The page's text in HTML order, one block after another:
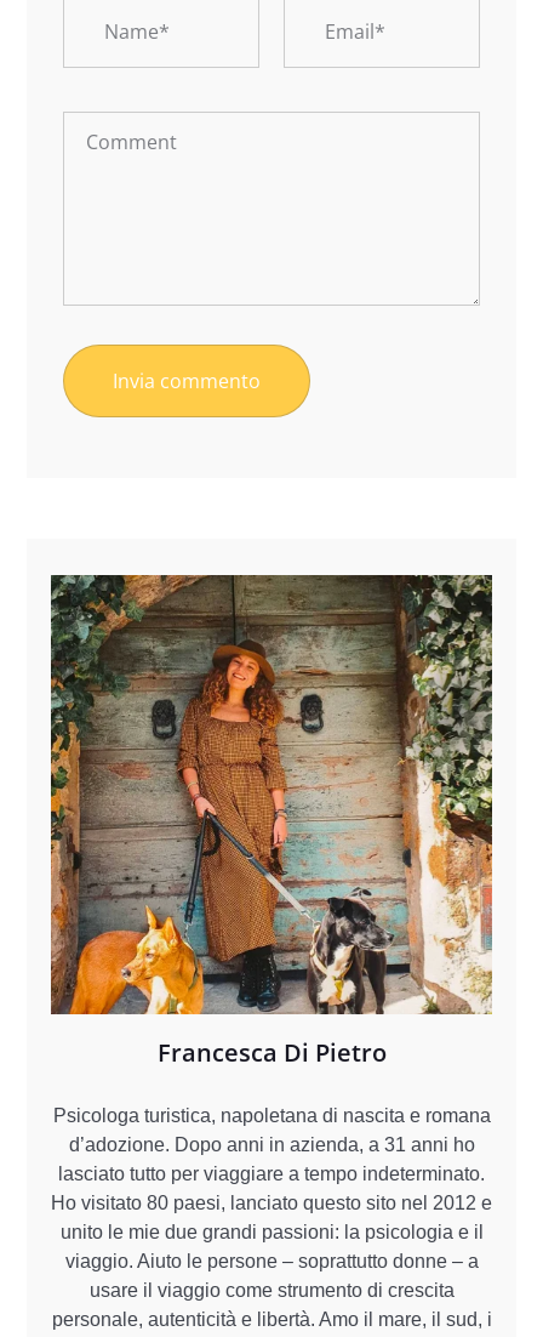
Francesca Di Pietro
Psicologa turistica, napoletana di nascita e romana
d’adozione. Dopo anni in azienda, a 31 anni ho
lasciato tutto per viaggiare a tempo indeterminato.
Ho visitato 80 paesi, lanciato questo sito nel 2012 e
unito le mie due grandi passioni: la psicologia e il
viaggio. Aiuto le persone – soprattutto donne – a
usare il viaggio come strumento di crescita
personale, autenticità e libertà. Amo il mare, il sud, i